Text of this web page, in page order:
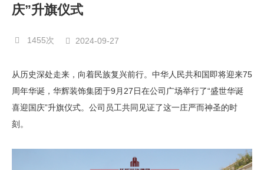
庆”升旗仪式
1455次 2024-09-27
从历史深处走来，向着民族复兴前行。中华人民共和国即将迎来75
周年华诞，华辉装饰集团于9月27日在公司广场举行了“盛世华诞
喜迎国庆”升旗仪式。公司员工共同见证了这一庄严而神圣的时
刻。